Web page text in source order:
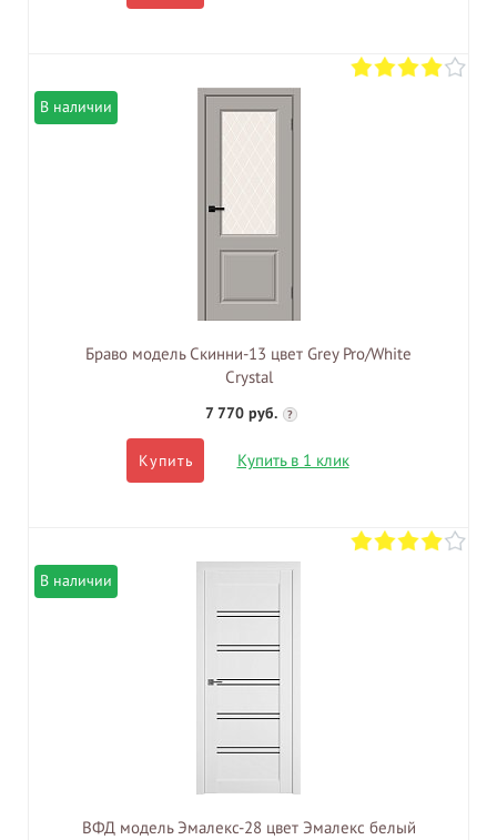
В наличии
Браво модель Скинни-13 цвет Grey Pro/White
Сrystal
7 770 руб. ?
Купить Купить в 1 клик
В наличии
ВФД модель Эмалекс-28 цвет Эмалекс белый